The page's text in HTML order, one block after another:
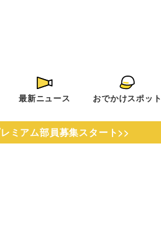
最新ニュース おでかけスポット
ミアム部員募集スタート>>